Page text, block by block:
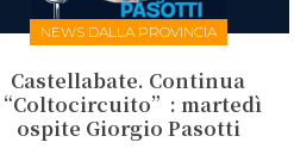
NEWS DALLA PROVINCIA
Castellabate. Continua
“Coltocircuito”: martedì
ospite Giorgio Pasotti